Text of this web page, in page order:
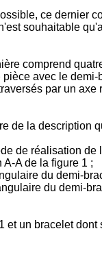
ce dernier
souhaitable
comprend
avec le
par un
de la
de réalisation de
A de la figure 1 ;
du demi-
du demi-
un bracelet